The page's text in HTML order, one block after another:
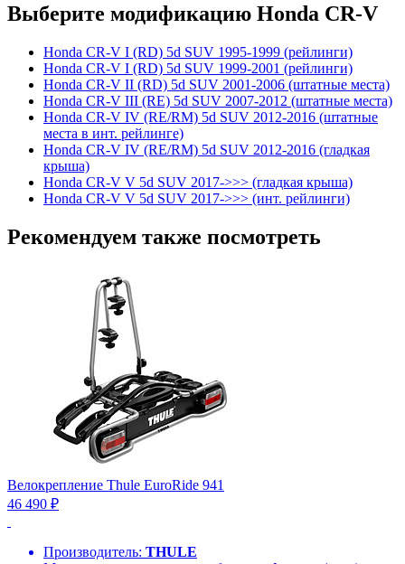
Выберите модификацию Honda CR-V
Honda CR-V I (RD) 5d SUV 1995-1999 (рейлинги)
Honda CR-V I (RD) 5d SUV 1999-2001 (рейлинги)
Honda CR-V II (RD) 5d SUV 2001-2006 (штатные места)
Honda CR-V III (RE) 5d SUV 2007-2012 (штатные места)
Honda CR-V IV (RE/RM) 5d SUV 2012-2016 (штатные
места в инт. рейлинге)
Honda CR-V IV (RE/RM) 5d SUV 2012-2016 (гладкая
крыша)
Honda CR-V V 5d SUV 2017->>> (гладкая крыша)
Honda CR-V V 5d SUV 2017->>> (инт. рейлинги)
Рекомендуем также посмотреть
Велокрепление Thule EuroRide 941
46 490 ₽
Производитель: THULE